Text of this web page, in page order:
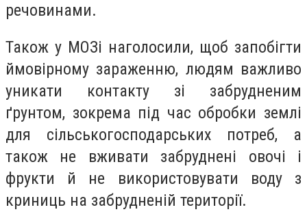
речовинами.
Також у МОЗі наголосили, щоб запобігти
ймовірному зараженню, людям важливо
уникати контакту зі забрудненим
ґрунтом, зокрема під час обробки землі
для сільськогосподарських потреб, а
також не вживати забруднені овочі і
фрукти й не використовувати воду з
криниць на забрудненій території.